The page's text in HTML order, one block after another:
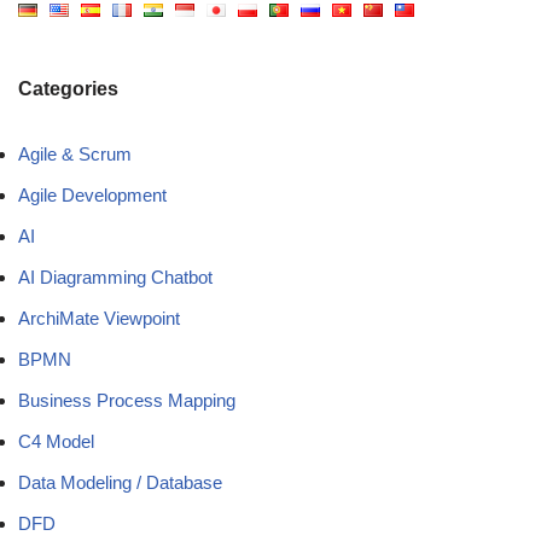
Categories
Agile & Scrum
Agile Development
AI
AI Diagramming Chatbot
ArchiMate Viewpoint
BPMN
Business Process Mapping
C4 Model
Data Modeling / Database
DFD